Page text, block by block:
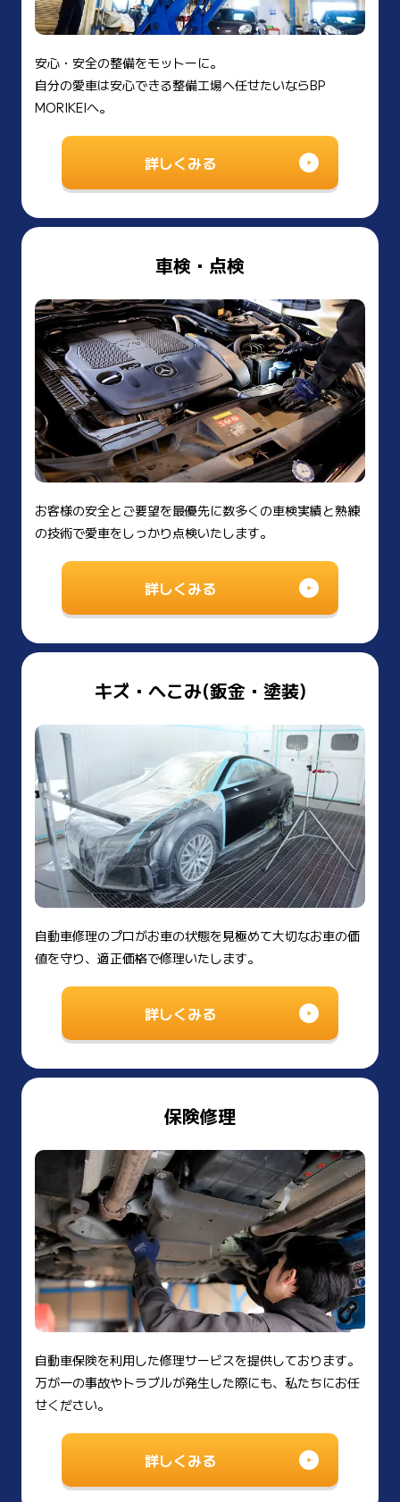
安心・安全の整備をモットーに。
自分の愛車は安心できる整備工場へ任せたいならBP
MORIKEIへ。
詳しくみる
車検・点検
お客様の安全とご要望を最優先に数多くの車検実績と熟練
の技術で愛車をしっかり点検いたします。
詳しくみる
キズ・へこみ(鈑金・塗装)
自動車修理のプロがお車の状態を見極めて大切なお車の価
値を守り、適正価格で修理いたします。
詳しくみる
保険修理
自動車保険を利用した修理サービスを提供しております。
万が一の事故やトラブルが発生した際にも、私たちにお任
せください。
詳しくみる